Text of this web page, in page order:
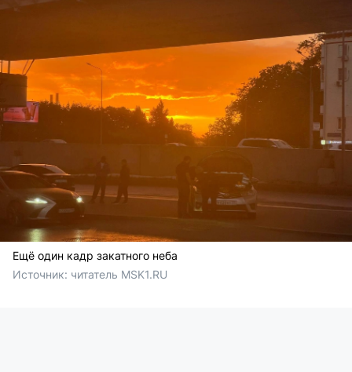
Ещё один кадр закатного неба
Источник: читатель MSK1.RU